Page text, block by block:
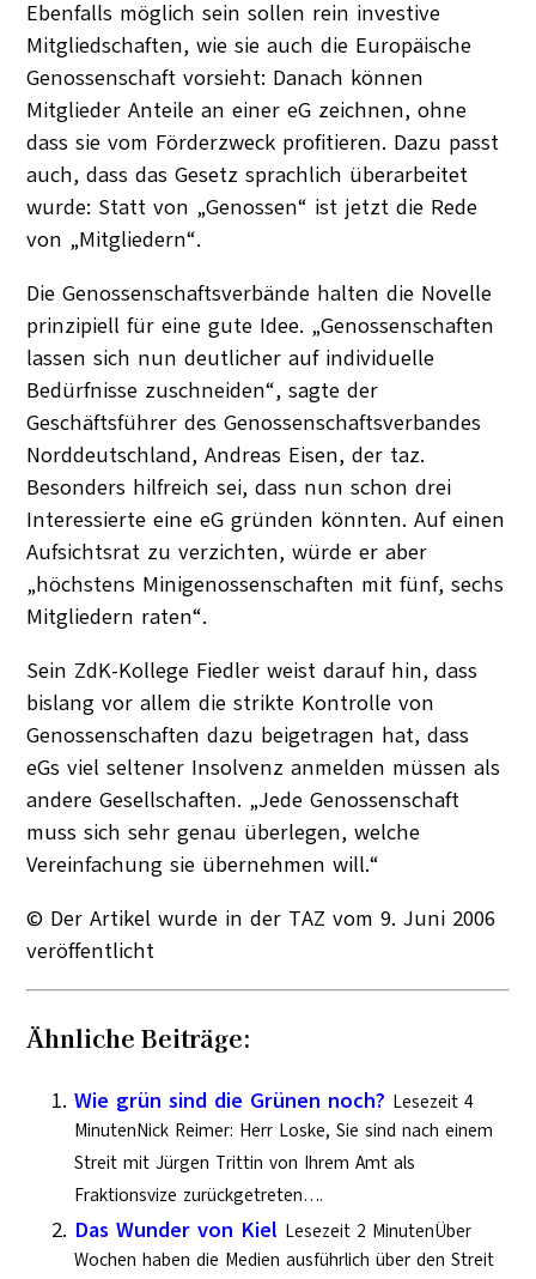
Ebenfalls möglich sein sollen rein investive
Mitgliedschaften, wie sie auch die Europäische
Genossenschaft vorsieht: Danach können
Mitglieder Anteile an einer eG zeichnen, ohne
dass sie vom Förderzweck profitieren. Dazu passt
auch, dass das Gesetz sprachlich überarbeitet
wurde: Statt von „Genossen“ ist jetzt die Rede
von „Mitgliedern“.
Die Genossenschaftsverbände halten die Novelle
prinzipiell für eine gute Idee. „Genossenschaften
lassen sich nun deutlicher auf individuelle
Bedürfnisse zuschneiden“, sagte der
Geschäftsführer des Genossenschaftsverbandes
Norddeutschland, Andreas Eisen, der taz.
Besonders hilfreich sei, dass nun schon drei
Interessierte eine eG gründen könnten. Auf einen
Aufsichtsrat zu verzichten, würde er aber
„höchstens Minigenossenschaften mit fünf, sechs
Mitgliedern raten“.
Sein ZdK-Kollege Fiedler weist darauf hin, dass
bislang vor allem die strikte Kontrolle von
Genossenschaften dazu beigetragen hat, dass
eGs viel seltener Insolvenz anmelden müssen als
andere Gesellschaften. „Jede Genossenschaft
muss sich sehr genau überlegen, welche
Vereinfachung sie übernehmen will.“
© Der Artikel wurde in der TAZ vom 9. Juni 2006
veröffentlicht
Ähnliche Beiträge:
Wie grün sind die Grünen noch? Lesezeit 4
MinutenNick Reimer: Herr Loske, Sie sind nach einem
Streit mit Jürgen Trittin von Ihrem Amt als
Fraktionsvize zurückgetreten….
Das Wunder von Kiel Lesezeit 2 MinutenÜber
Wochen haben die Medien ausführlich über den Streit